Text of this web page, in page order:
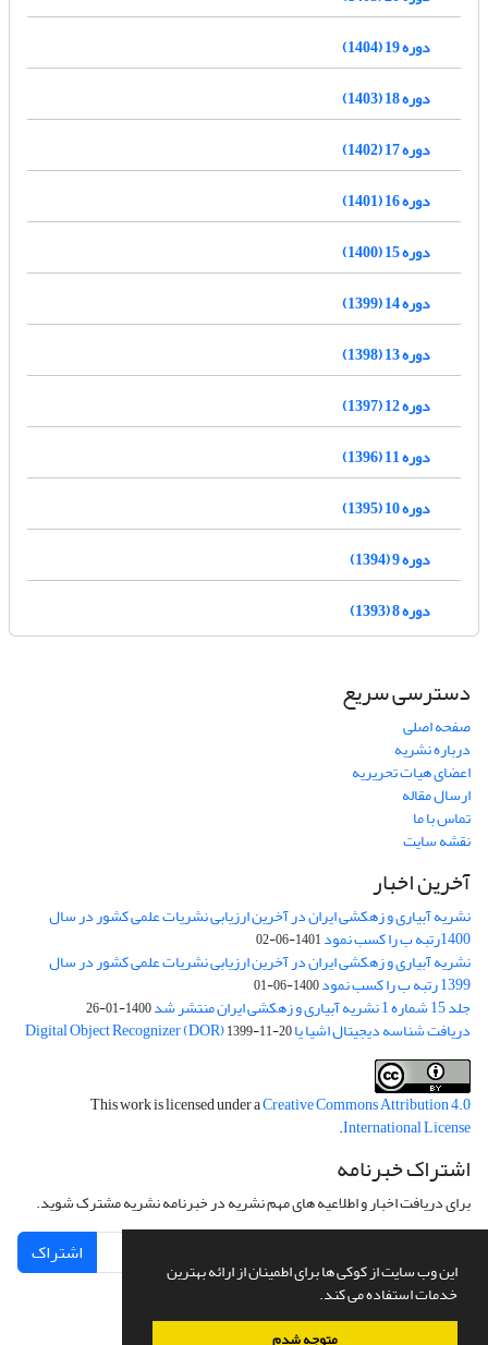
این وب سایت از کوکی ها برای اطمینان از ارائه بهترین
خدمات استفاده می کند.
متوجه شدم
دوره 19 (1404)
دوره 18 (1403)
دوره 17 (1402)
دوره 16 (1401)
دوره 15 (1400)
دوره 14 (1399)
دوره 13 (1398)
دوره 12 (1397)
دوره 11 (1396)
دوره 10 (1395)
دوره 9 (1394)
دوره 8 (1393)
دسترسی سریع
صفحه اصلی
درباره نشریه
اعضای هیات تحریریه
ارسال مقاله
تماس با ما
نقشه سایت
آخرین اخبار
نشریه آبیاری و زهکشی ایران در آخرین ارزیابی نشریات علمی کشور در سال
1400رتبه ب را کسب نمود 1401-06-02
نشریه آبیاری و زهکشی ایران در آخرین ارزیابی نشریات علمی کشور در سال
1399 رتبه ب را کسب نمود 1400-06-01
جلد 15 شماره 1 نشریه آبیاری و زهکشی ایران منتشر شد 1400-01-26
دریافت شناسه دیجیتال اشیا یا Digital Object Recognizer (DOR)1399-11-20
This work is licensed under aCreative Commons Attribution 4.0
International License
.
اشتراک خبرنامه
برای دریافت اخبار و اطلاعیه های مهم نشریه در خبرنامه نشریه مشترک شوید.
اشتراک